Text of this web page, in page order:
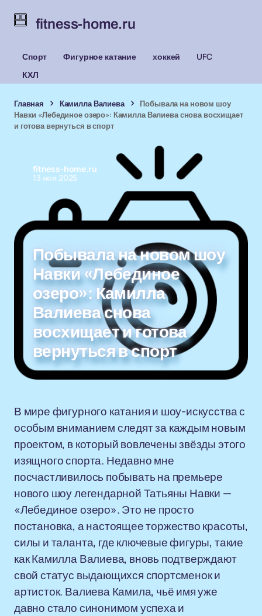
fitness-home.ru
Спорт Фигурное катание хоккей
UFC
КХЛ
Главная Камилла Валиева
Побывала на новом шоу
Навки «Лебединое озеро»: Камилла Валиева снова восхищает
и готова вернуться в спорт
fitness-home.ru
13 ноя 2025
Побывала на новом шоу
Навки «Лебединое
озеро»: Камилла
Валиева снова
восхищает и готова
вернуться в спорт
В мире фигурного катания и шоу-искусства с
особым вниманием следят за каждым новым
проектом, в который вовлечены звёзды этого
изящного спорта. Недавно мне
посчастливилось побывать на премьере
нового шоу легендарной Татьяны Навки —
«Лебединое озеро». Это не просто
постановка, а настоящее торжество красоты,
силы и таланта, где ключевые фигуры, такие
как Камилла Валиева, вновь подтверждают
свой статус выдающихся спортсменок и
артисток. Валиева Камила, чьё имя уже
давно стало синонимом успеха и